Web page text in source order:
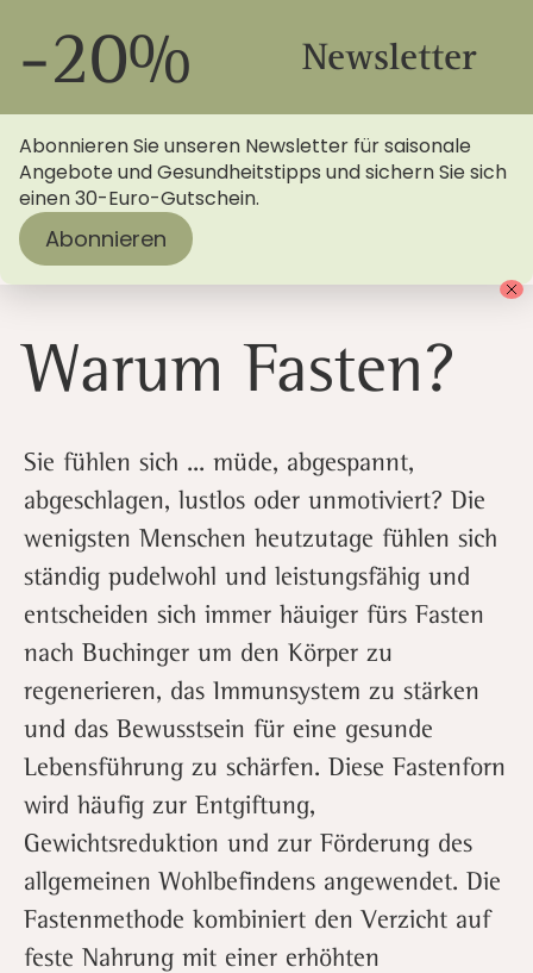
Startseite>Blog> Warum Fasten? Wissenswertes und
Vorteile!
Warum Fasten?
Sie fühlen sich ... müde, abgespannt,
abgeschlagen, lustlos oder unmotiviert? Die
wenigsten Menschen heutzutage fühlen sich
ständig pudelwohl und leistungsfähig und
entscheiden sich immer häuiger fürs Fasten
nach Buchinger um den Körper zu
regenerieren, das Immunsystem zu stärken
und das Bewusstsein für eine gesunde
Lebensführung zu schärfen. Diese Fastenforn
wird häufig zur Entgiftung,
Gewichtsreduktion und zur Förderung des
allgemeinen Wohlbefindens angewendet. Die
Fastenmethode kombiniert den Verzicht auf
feste Nahrung mit einer erhöhten
-20% Newsletter
Abonnieren Sie unseren Newsletter für saisonale
Angebote und Gesundheitstipps und sichern Sie sich
einen 30-Euro-Gutschein.
Abonnieren